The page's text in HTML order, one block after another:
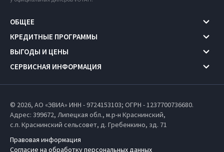
ОБЩЕЕ
КРЕДИТНЫЕ ПРОГРАММЫ
ВЫГОДЫ И ЦЕНЫ
СЕРВИСНАЯ ИНФОРМАЦИЯ
© 2026, АО «ЭВИА» ИНН - 9724153103; ОГРН - 1237700736680.
Адрес: 399672, Липецкая обл., м.р-н Краснинский,
с.п. Краснинский сельсовет, д. Гребенкино, зд. 71
Правовая информация
Согласие на обработку персональных данных